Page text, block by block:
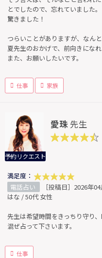
とでしたので、忘れていました。
驚きました！
つらいことがありますが、なん
夏先生のおかげで、前向きになれ
また、お願いしたいです。
仕事 家族
予約リクエスト
愛珠 先生
満足度：
電話占い
［投稿日］2026年
はな / 50代 女性
先生は希望時間をきっちり守り
混ぜ占って下さいます。
仕事